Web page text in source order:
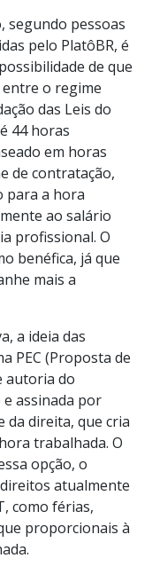
segundo pessoas
pelo PlatôBR, é
de que
o regime
das Leis do
44 horas
em horas
de contratação,
para a hora
ao salário
profissional. O
benéfica, já que
mais a
a ideia das
PEC (Proposta de
autoria do
assinada por
da direita, que cria
trabalhada. O
opção, o
atualmente
como férias,
proporcionais à